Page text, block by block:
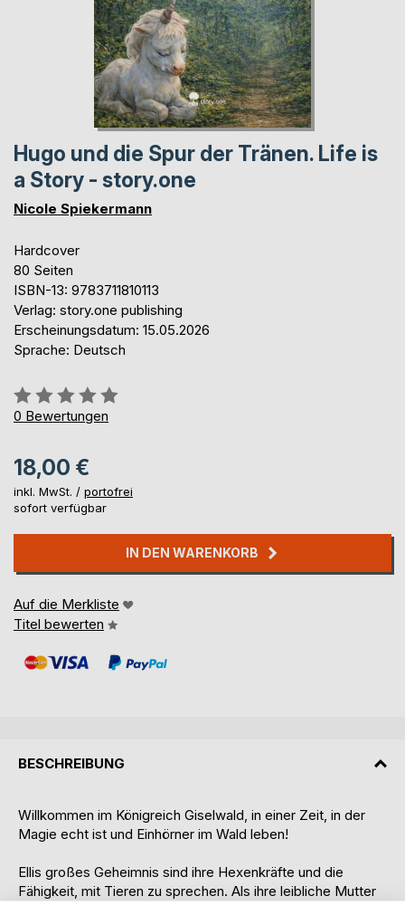
Hugo und die Spur der Tränen. Life is
a Story - story.one
Nicole Spiekermann
Hardcover
80 Seiten
ISBN-13: 9783711810113
Verlag: story.one publishing
Erscheinungsdatum: 15.05.2026
Sprache: Deutsch
Bewertung::
0%
0 Bewertungen
18,00 €
inkl. MwSt. / portofrei
sofort verfügbar
IN DEN WARENKORB
Auf die Merkliste
Titel bewerten
BESCHREIBUNG
Willkommen im Königreich Giselwald, in einer Zeit, in der
Magie echt ist und Einhörner im Wald leben!
Ellis großes Geheimnis sind ihre Hexenkräfte und die
Fähigkeit, mit Tieren zu sprechen. Als ihre leibliche Mutter